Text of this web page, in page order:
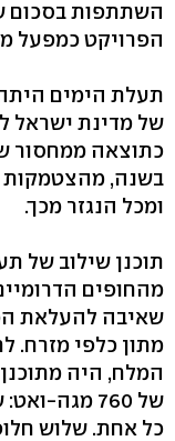
הפרויקט כמפעל
תעלת הימים
של מדינת ישראל
כתוצאה ממחסור
ומכל הנגזר מכך.
תוכנן שילוב של
מהחופים
שאיבה להעלאת
מתון כלפי מזרח.
המלח, היה
כל אחת. שלוש